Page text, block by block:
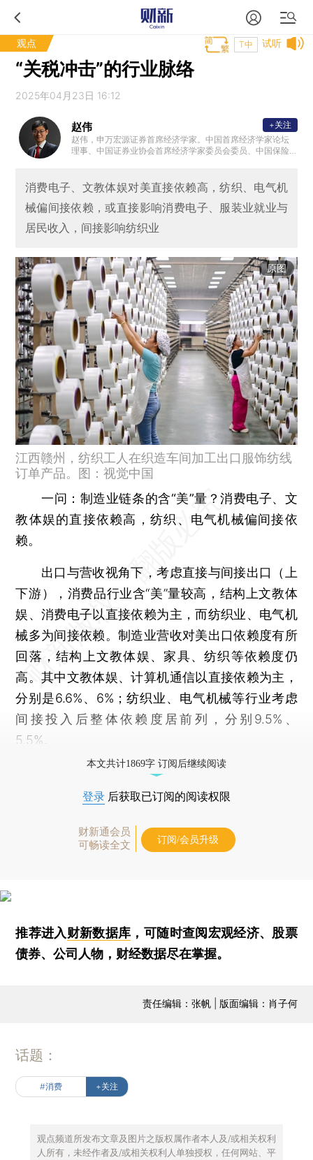
观点 试听
T中
“关税冲击”的行业脉络
2025年04月23日 16:12
赵伟
赵伟，申万宏源证券首席经济学家。中国首席经济学家论坛
理事、中国证券业协会首席经济学家委员会委员、中国保险
术顾问等。复旦大学、浙江大学、中国人民大学专硕校外导
师，中国农业大学客座研究员、专硕导师。新财富最佳分析
师、水晶球最佳分析师、金牛奖最具价值首席分析师等。代
+关注
消费电子、文教体娱对美直接依赖高，纺织、电气机
械偏间接依赖，或直接影响消费电子、服装业就业与
居民收入，间接影响纺织业
原图
江西赣州，纺织工人在织造车间加工出口服饰纺线
订单产品。图：视觉中国
一问：制造业链条的含“美”量？消费电子、文
教体娱的直接依赖高，纺织、电气机械偏间接依
赖。
出口与营收视角下，考虑直接与间接出口（上
下游），消费品行业含“美”量较高，结构上文教体
娱、消费电子以直接依赖为主，而纺织业、电气机
械多为间接依赖。制造业营收对美出口依赖度有所
回落，结构上文教体娱、家具、纺织等依赖度仍
高。其中文教体娱、计算机通信以直接依赖为主，
分别是6.6%、6%；纺织业、电气机械等行业考虑
间接投入后整体依赖度居前列，分别9.5%、
5.5%。
本文共计1869字 订阅后继续阅读
登录 后获取已订阅的阅读权限
财新通会员
可畅读全文
订阅/会员升级
推荐进入财新数据库 ，可随时查阅宏观经济、股票
债券、公司人物，财经数据尽在掌握。
责任编辑：张帆 | 版面编辑：肖子何
话题：
#消费 +关注
观点频道所发布文章及图片之版权属作者本人及/或相关权利
人所有，未经作者及/或相关权利人单独授权，任何网站、平